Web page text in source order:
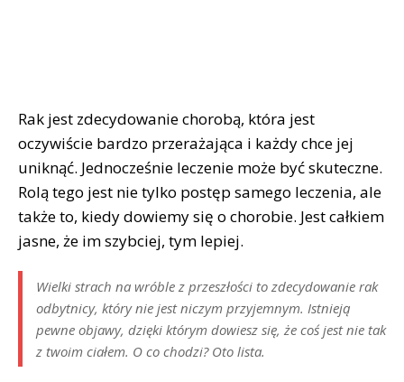
Rak jest zdecydowanie chorobą, która jest
oczywiście bardzo przerażająca i każdy chce jej
uniknąć. Jednocześnie leczenie może być skuteczne.
Rolą tego jest nie tylko postęp samego leczenia, ale
także to, kiedy dowiemy się o chorobie. Jest całkiem
jasne, że im szybciej, tym lepiej.
Wielki strach na wróble z przeszłości to zdecydowanie rak
odbytnicy, który nie jest niczym przyjemnym. Istnieją
pewne objawy, dzięki którym dowiesz się, że coś jest nie tak
z twoim ciałem. O co chodzi? Oto lista.